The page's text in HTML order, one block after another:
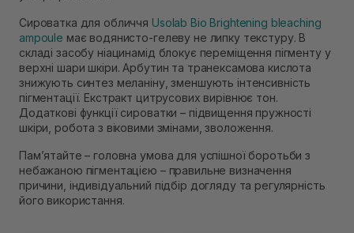
Сироватка для обличчя Usolab Bio Brightening bleaching
ampoule має водянисто-гелеву не липку текстуру. В
складі засобу ніацинамід блокує переміщення пігменту у
верхні шари шкіри. Арбутин та транексамова кислота
знижують синтез меланіну, зменшують інтенсивність
пігментації. Екстракт цитрусових вирівнює тон.
Додаткові функції сироватки – підвищення пружності
шкіри, робота з віковими змінами, зволоження.
Памʼятайте – головна умова для успішної боротьби з
небажаною пігментацією – правильне визначення
причини, індивідуальний підбір догляду та регулярність
його використання.